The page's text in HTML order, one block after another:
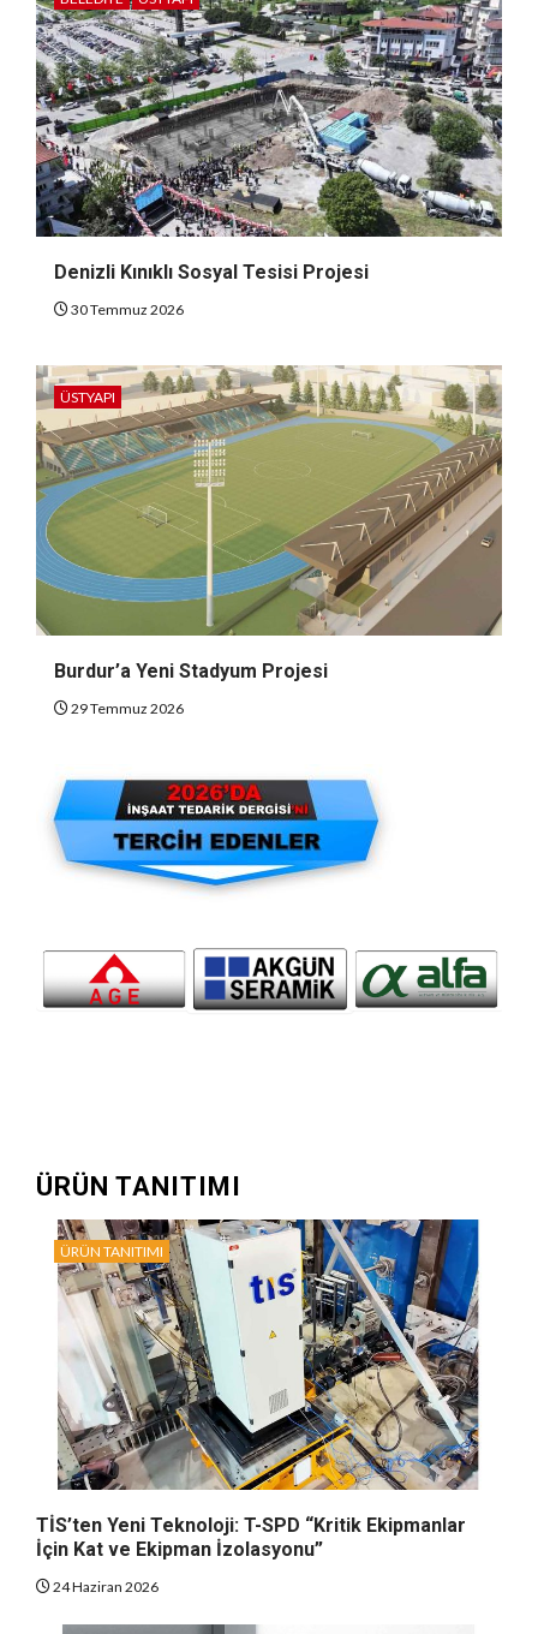
Denizli Kınıklı Sosyal Tesisi Projesi
30 Temmuz 2026
ÜSTYAPI
Burdur’a Yeni Stadyum Projesi
29 Temmuz 2026
ÜRÜN TANITIMI
ÜRÜN TANITIMI
TİS’ten Yeni Teknoloji: T-SPD “Kritik Ekipmanlar
İçin Kat ve Ekipman İzolasyonu”
24 Haziran 2026